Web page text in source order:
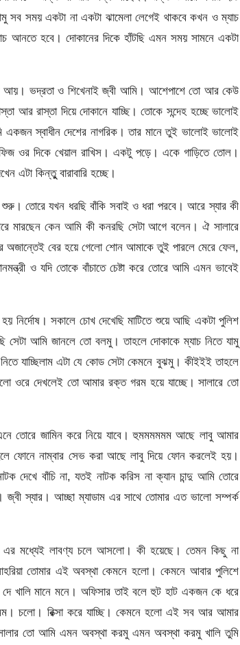
সব সময় একটা না একটা ঝামেলা লেগেই থাকবে কখন ও ম্যাচ
হবে। দোকানের দিকে হাঁটছি এমন সময় সামনে একটা
আয়। ভদ্রতা ও শিখেনাই জ্বী আমি। আশেপাশে তো আর কেউ
রাস্তা দিয়ে দোকানে যাচ্ছি। তোকে সন্দেহ হচ্ছে ভালোই
স্বাধীন দেশের নাগরিক। তার মানে তুই ভালোই ভালোই
ওর দিকে খেয়াল রাখিস। একটু পড়ে। একে গাড়িতে তোল।
এটা কিন্তুু বারাবারি হচ্ছে।
তোরে যখন ধরছি বাঁকি সবাই ও ধরা পরবে। আরে স্যার কী
মারছেন কেন আমি কী কনরছি সেটা আগে বলেন। ঐ সালারে
অজান্তেই বের হয়ে গেলো শোন আমাকে তুই পারলে মেরে ফেল,
ও যদি তোকে বাঁচাতে চেষ্টা করে তোরে আমি এমন ভাবেই
নির্দোষ। সকালে চোখ দেখেছি মাটিতে শুয়ে আছি একটা পুলিশ
আমি জানলে তো বলমু। তাহলে দোকাকে ম্যাচ নিতে যামু
যাচ্ছিলাম এটা যে কোড সেটা কেমনে বুঝমু। কীইইই তাহলে
ওরে দেখলেই তো আমার রক্ত গরম হয়ে যাচ্ছে। সালারে তো
তোরে জামিন করে নিয়ে যাবে। হুমমমমমম আছে লাবু আমার
ফোনে নাম্বার সেভ করা আছে লাবু দিয়ে ফোন করলেই হয়।
দেখে বাঁচি না, যতই নাটক করিস না ক্যান চান্দু আমি তোরে
স্যার। আচ্ছা ম্যাডাম এর সাথে তোমার এত ভালো সম্পর্ক
এর মধ্যেই লাবণ্য চলে আসলো। কী হয়েছে। তেমন কিছু না
তোমার এই অবস্থা কেমনে হলো। কেমনে আবার পুলিশে
খালি মানে মনে। অফিসার তাই বলে হুট হাট একজন কে ধরে
চলো। রিক্সা করে যাচ্ছি। কেমনে হলো এই সব আর আমার
তো আমি এমন অবস্থা করমু এমন অবস্থা করমু খালি তুমি